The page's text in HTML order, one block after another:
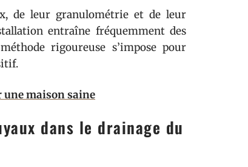
de leur granulométrie et de leur
entraîne fréquemment des
rigoureuse s’impose pour
une maison saine
dans le drainage du